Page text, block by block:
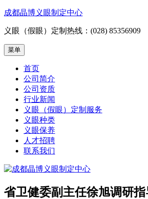
跳
内
容
成都晶博义眼制定中心
义眼（假眼）定制热线：(028) 85356909
菜单
首页
公司简介
公司资质
行业新闻
义眼（假眼）定制服务
义眼种类
义眼保养
人才招聘
联系我们
省卫健委副主任徐旭调研